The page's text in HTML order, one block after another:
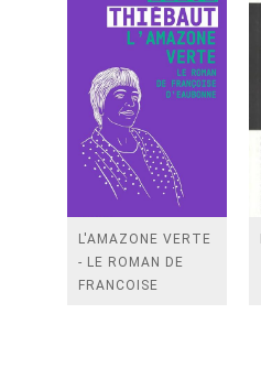
L'AMAZONE VERTE
- LE ROMAN DE
FRANCOISE